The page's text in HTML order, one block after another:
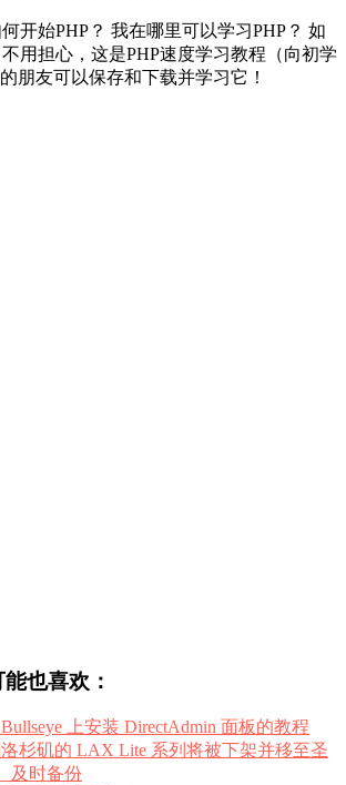
开始PHP？ 我在哪里可以学习PHP？ 如
用担心，这是PHP速度学习教程（向初学
朋友可以保存和下载并学习它！
也喜欢：
上安装 DirectAdmin 面板的教程
杉矶的 LAX Lite 系列将被下架并移至圣
及时备份